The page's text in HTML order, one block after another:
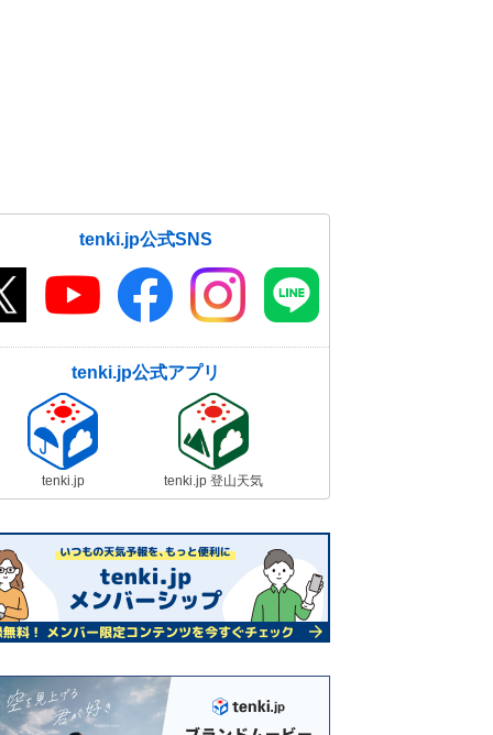
tenki.jp公式SNS
tenki.jp公式アプリ
tenki.jp tenki.jp 登山天気